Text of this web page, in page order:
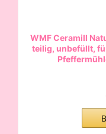
WMF Ceramill
teilig, unbefüllt,